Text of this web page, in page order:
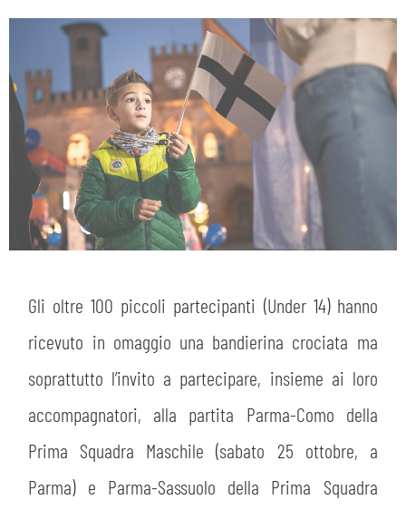
Gli oltre 100 piccoli partecipanti (Under 14) hanno
ricevuto in omaggio una bandierina crociata ma
soprattutto l’invito a partecipare, insieme ai loro
accompagnatori, alla partita Parma-Como della
Prima Squadra Maschile (sabato 25 ottobre, a
Parma) e Parma-Sassuolo della Prima Squadra